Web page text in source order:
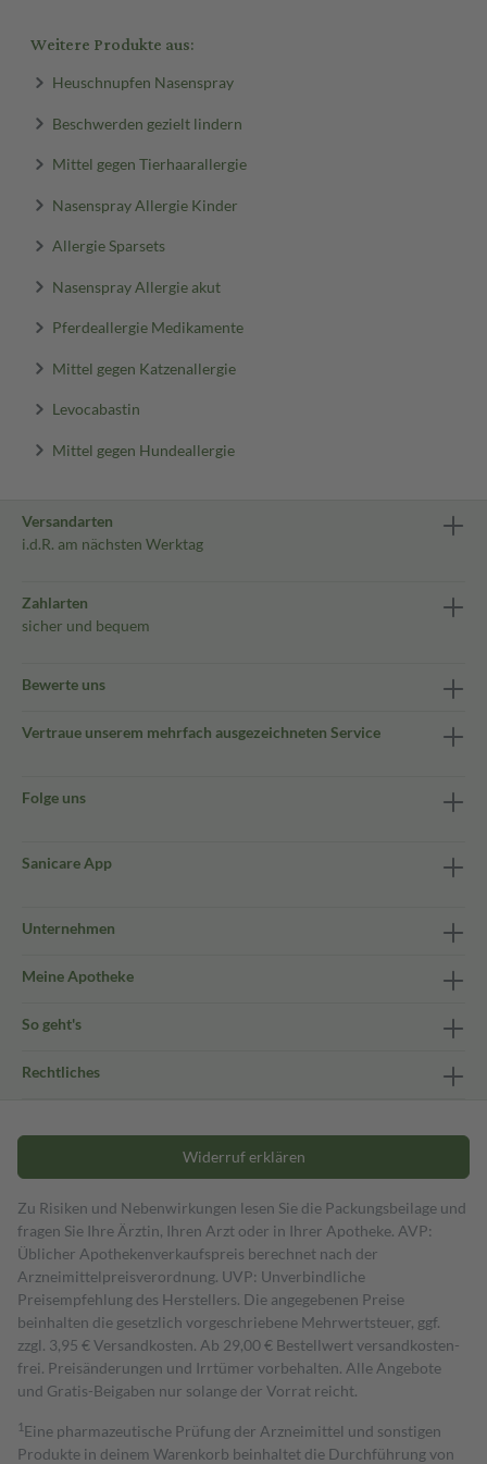
Weitere Produkte aus:
Heuschnupfen Nasenspray
Beschwerden gezielt lindern
Mittel gegen Tierhaarallergie
Nasenspray Allergie Kinder
Allergie Sparsets
Nasenspray Allergie akut
Pferdeallergie Medikamente
Mittel gegen Katzenallergie
Levocabastin
Mittel gegen Hundeallergie
Versandarten
i.d.R. am nächsten Werktag
Zahlarten
sicher und bequem
Bewerte uns
Vertraue unserem mehrfach ausgezeichneten Service
Folge uns
Sanicare App
Unternehmen
Meine Apotheke
So geht's
Rechtliches
Widerruf erklären
Zu Risiken und Nebenwirkungen lesen Sie die Packungsbeilage und
fragen Sie Ihre Ärztin, Ihren Arzt oder in Ihrer Apotheke. AVP:
Üblicher Apothekenverkaufspreis berechnet nach der
Arzneimittelpreisverordnung. UVP: Unverbindliche
Preisempfehlung des Herstellers. Die angegebenen Preise
beinhalten die gesetzlich vorgeschriebene Mehrwertsteuer, ggf.
zzgl. 3,95 € Versandkosten. Ab 29,00 € Bestell­wert versand­kosten­
frei. Preisänderungen und Irrtümer vorbehalten. Alle Angebote
und Gratis-Beigaben nur solange der Vorrat reicht.
1 Eine pharmazeutische Prüfung der Arzneimittel und sonstigen
Produkte in deinem Warenkorb beinhaltet die Durchführung von